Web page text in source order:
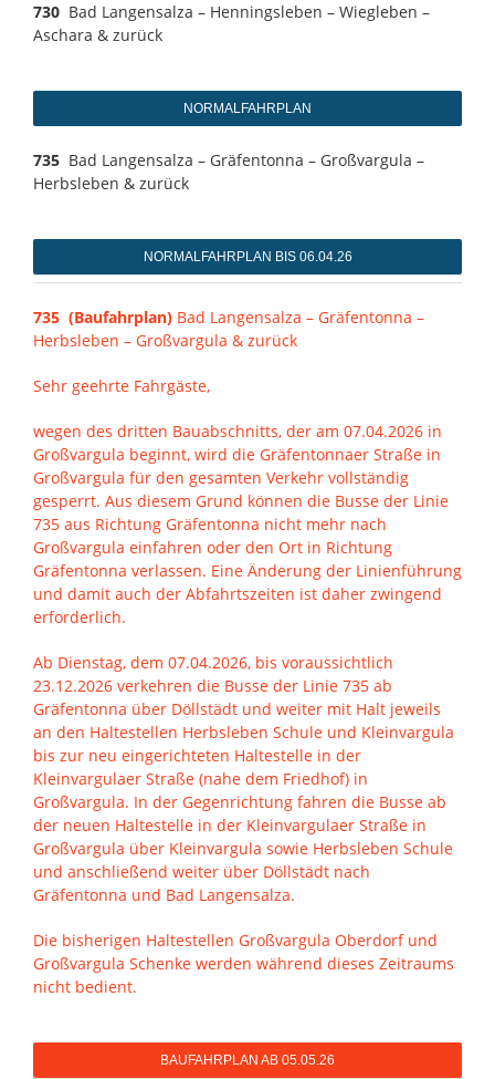
730 Bad Langensalza – Henningsleben – Wiegleben –
Aschara & zurück
NORMALFAHRPLAN
735 Bad Langensalza – Gräfentonna – Großvargula –
Herbsleben & zurück
NORMALFAHRPLAN BIS 06.04.26
735 (Baufahrplan) Bad Langensalza – Gräfentonna –
Herbsleben – Großvargula & zurück
Sehr geehrte Fahrgäste,
wegen des dritten Bauabschnitts, der am 07.04.2026 in
Großvargula beginnt, wird die Gräfentonnaer Straße in
Großvargula für den gesamten Verkehr vollständig
gesperrt. Aus diesem Grund können die Busse der Linie
735 aus Richtung Gräfentonna nicht mehr nach
Großvargula einfahren oder den Ort in Richtung
Gräfentonna verlassen. Eine Änderung der Linienführung
und damit auch der Abfahrtszeiten ist daher zwingend
erforderlich.
Ab Dienstag, dem 07.04.2026, bis voraussichtlich
23.12.2026 verkehren die Busse der Linie 735 ab
Gräfentonna über Döllstädt und weiter mit Halt jeweils
an den Haltestellen Herbsleben Schule und Kleinvargula
bis zur neu eingerichteten Haltestelle in der
Kleinvargulaer Straße (nahe dem Friedhof) in
Großvargula. In der Gegenrichtung fahren die Busse ab
der neuen Haltestelle in der Kleinvargulaer Straße in
Großvargula über Kleinvargula sowie Herbsleben Schule
und anschließend weiter über Döllstädt nach
Gräfentonna und Bad Langensalza.
Die bisherigen Haltestellen Großvargula Oberdorf und
Großvargula Schenke werden während dieses Zeitraums
nicht bedient.
BAUFAHRPLAN AB 05.05.26